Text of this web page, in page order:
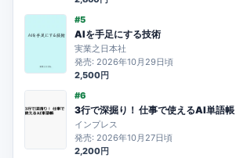
#5
AIを手足にする技術
実業之日本社
発売: 2026年10月29日頃
2,500円
#6
3行で深掘り！ 仕事で使えるAI単語帳
インプレス
発売: 2026年10月27日頃
2,200円